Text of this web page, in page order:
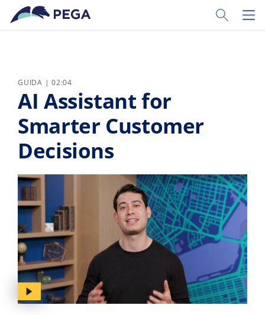
Vai direttamente al contenuto principale
Toggle
GUIDA | 02:04
AI Assistant for
Smarter Customer
Decisions